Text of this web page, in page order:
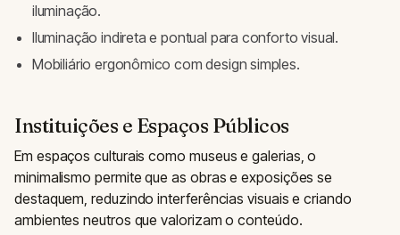
iluminação.
Iluminação indireta e pontual para conforto visual.
Mobiliário ergonômico com design simples.
Instituições e Espaços Públicos
Em espaços culturais como museus e galerias, o
minimalismo permite que as obras e exposições se
destaquem, reduzindo interferências visuais e criando
ambientes neutros que valorizam o conteúdo.